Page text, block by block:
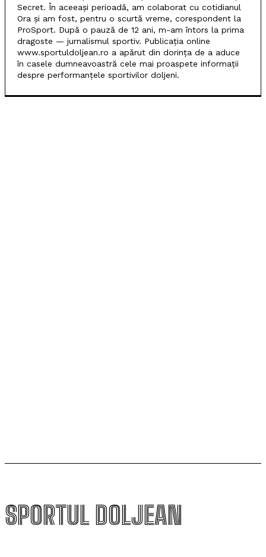
Secret. În aceeași perioadă, am colaborat cu cotidianul
Ora și am fost, pentru o scurtă vreme, corespondent la
ProSport. După o pauză de 12 ani, m-am întors la prima
dragoste — jurnalismul sportiv. Publicația online
www.sportuldoljean.ro a apărut din dorința de a aduce
în casele dumneavoastră cele mai proaspete informații
despre performanțele sportivilor doljeni.
SPORTUL DOLJEAN